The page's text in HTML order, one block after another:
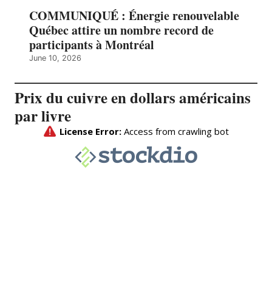
COMMUNIQUÉ : Énergie renouvelable
Québec attire un nombre record de
participants à Montréal
June 10, 2026
Prix du cuivre en dollars américains
par livre